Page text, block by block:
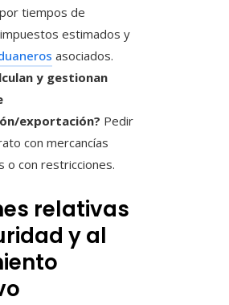
tiempos de
estimados y
asociados.
y gestionan
exportación? Pedir
con mercancías
o con restricciones.
relativas
y al